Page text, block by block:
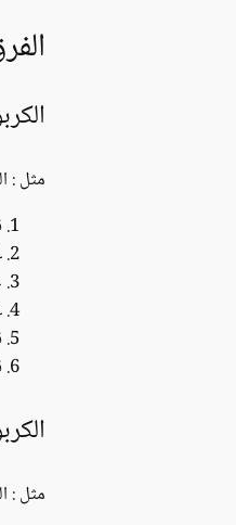
مثل :
مثل :